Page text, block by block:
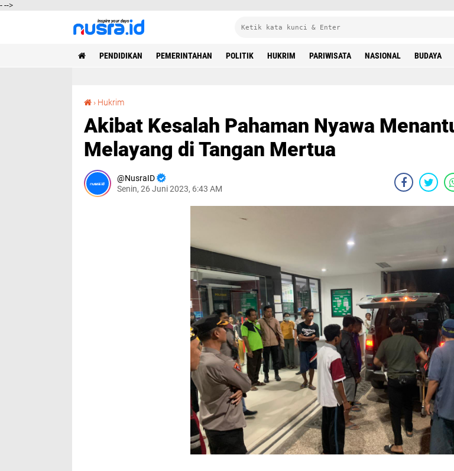
--->
PENDIDIKAN PEMERINTAHAN POLITIK HUKRIM PARIWISATA NASIONAL BUDAYA
› Hukrim
Akibat Kesalah Pahaman Nyawa
Melayang di Tangan Mertua
NusraID
Senin, 26 Juni 2023, 6:43 AM